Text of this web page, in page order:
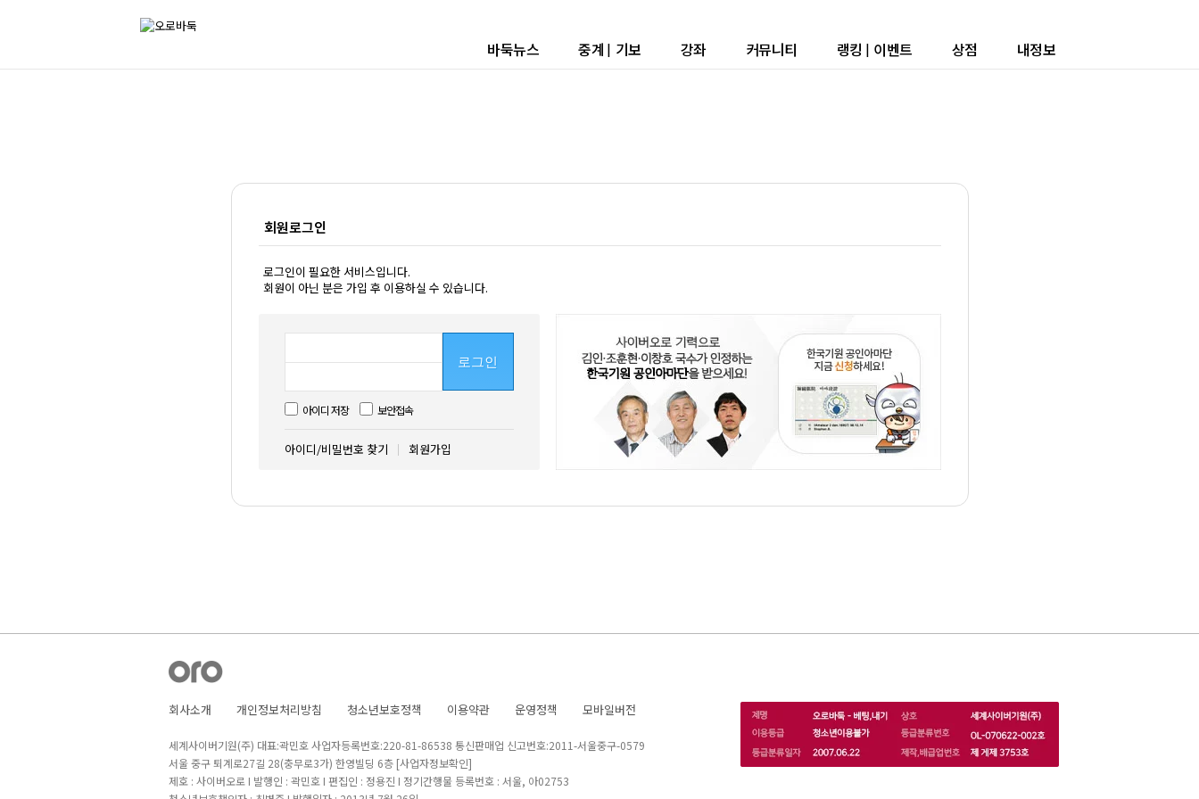
바둑뉴스 중계 | 기보 강좌 커뮤니티 랭킹 | 이벤트 상점 내정보
회원로그인
로그인이 필요한 서비스입니다.
회원이 아닌 분은 가입 후 이용하실 수 있습니다.
로그인
아이디 저장 보안접속
아이디/비밀번호 찾기 회원가입
회사소개 개인정보처리방침 청소년보호정책 이용약관 운영정책 모바일버전
세계사이버기원(주) 대표:곽민호 사업자등록번호:220-81-86538 통신판매업 신고번호:2011-서울중구-0579
서울 중구 퇴계로27길 28(충무로3가) 한영빌딩 6층 [사업자정보확인]
제호 : 사이버오로 I 발행인 : 곽민호 I 편집인 : 정용진 I 정기간행물 등록번호 : 서울, 아02753